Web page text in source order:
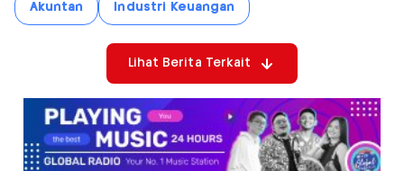
Akuntan Industri Keuangan
Lihat Berita Terkait